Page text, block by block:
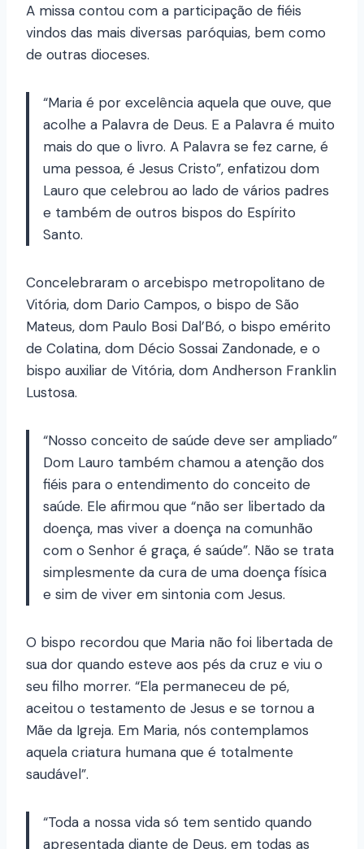
A missa contou com a participação de fiéis
vindos das mais diversas paróquias, bem como
de outras dioceses.
“Maria é por excelência aquela que ouve, que
acolhe a Palavra de Deus. E a Palavra é muito
mais do que o livro. A Palavra se fez carne, é
uma pessoa, é Jesus Cristo”, enfatizou dom
Lauro que celebrou ao lado de vários padres
e também de outros bispos do Espírito
Santo.
Concelebraram o arcebispo metropolitano de
Vitória, dom Dario Campos, o bispo de São
Mateus, dom Paulo Bosi Dal’Bó, o bispo emérito
de Colatina, dom Décio Sossai Zandonade, e o
bispo auxiliar de Vitória, dom Andherson Franklin
Lustosa.
“Nosso conceito de saúde deve ser ampliado”
Dom Lauro também chamou a atenção dos
fiéis para o entendimento do conceito de
saúde. Ele afirmou que “não ser libertado da
doença, mas viver a doença na comunhão
com o Senhor é graça, é saúde”. Não se trata
simplesmente da cura de uma doença física
e sim de viver em sintonia com Jesus.
O bispo recordou que Maria não foi libertada de
sua dor quando esteve aos pés da cruz e viu o
seu filho morrer. “Ela permaneceu de pé,
aceitou o testamento de Jesus e se tornou a
Mãe da Igreja. Em Maria, nós contemplamos
aquela criatura humana que é totalmente
saudável”.
“Toda a nossa vida só tem sentido quando
apresentada diante de Deus, em todas as